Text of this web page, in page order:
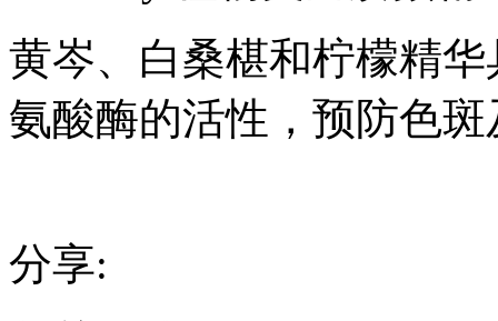
黄岑、白桑椹和柠檬精
氨酸酶的活性，预防色
分享: